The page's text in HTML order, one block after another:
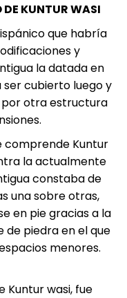
KUNTUR WASI
que habría
y
la datada en
ser cubierto luego y
otra estructura
comprende Kuntur
la actualmente
constaba de
una sobre otras,
en pie gracias a la
de piedra en el que
menores.
Kuntur wasi, fue